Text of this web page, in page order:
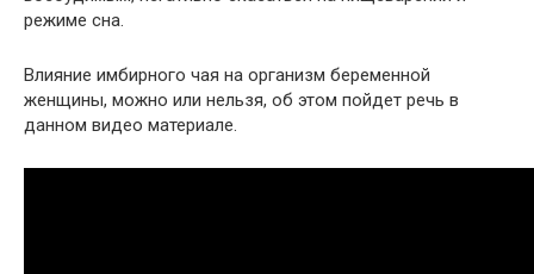
режиме сна.
Влияние имбирного чая на организм беременной
женщины, можно или нельзя, об этом пойдет речь в
данном видео материале.